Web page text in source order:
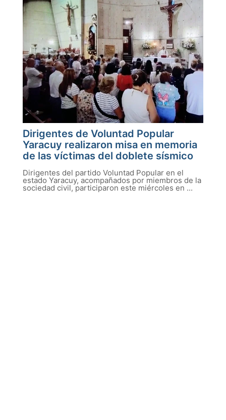
Dirigentes de Voluntad Popular
Yaracuy realizaron misa en memoria
de las víctimas del doblete sísmico
Dirigentes del partido Voluntad Popular en el
estado Yaracuy, acompañados por miembros de la
sociedad civil, participaron este miércoles en ...